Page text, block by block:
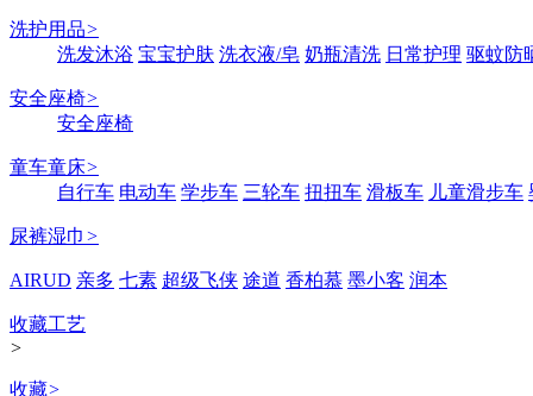
洗护用品>
洗发沐浴 宝宝护肤 洗衣液/皂 奶瓶清洗 日常护理 驱蚊防
安全座椅>
安全座椅
童车童床>
自行车 电动车 学步车 三轮车 扭扭车 滑板车 儿童滑步车
尿裤湿巾 >
AIRUD 亲多 七素 超级飞侠 途道 香柏慕 墨小客 润本
收藏工艺
>
收藏>